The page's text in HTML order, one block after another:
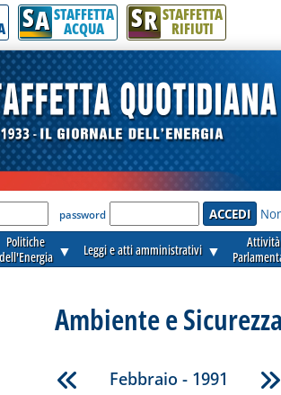
SA STAFFETTA
ACQUA SR STAFFETTA
RIFIUTI
per accedere'
password
Politiche
dell'Energia ▼ Leggi e atti amministrativi ▼
Attività
Ambiente e Sicurezza
Febbraio - 1991